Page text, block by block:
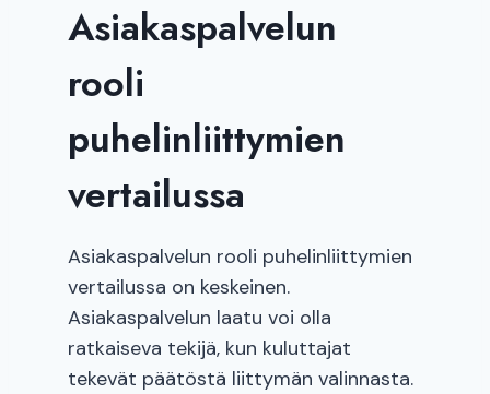
Asiakaspalvelun
rooli
puhelinliittymien
vertailussa
Asiakaspalvelun rooli puhelinliittymien
vertailussa on keskeinen.
Asiakaspalvelun laatu voi olla
ratkaiseva tekijä, kun kuluttajat
tekevät päätöstä liittymän valinnasta.